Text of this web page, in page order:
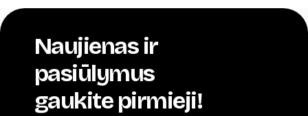
Naujienas ir
pasiūlymus
gaukite pirmieji!